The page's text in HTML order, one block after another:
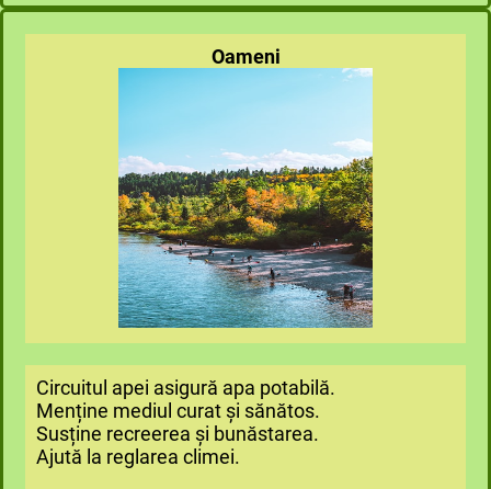
Oameni
Circuitul apei asigură apa potabilă.
Menține mediul curat și sănătos.
Susține recreerea și bunăstarea.
Ajută la reglarea climei.